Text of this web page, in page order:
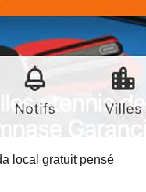
local gratuit pensé